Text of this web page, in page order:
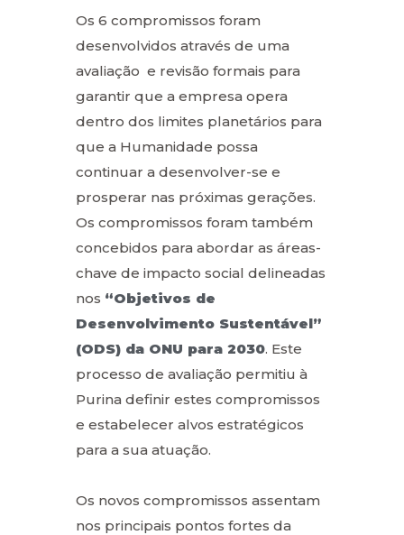
Os 6 compromissos foram
desenvolvidos através de uma
avaliação e revisão formais para
garantir que a empresa opera
dentro dos limites planetários para
que a Humanidade possa
continuar a desenvolver-se e
prosperar nas próximas gerações.
Os compromissos foram também
concebidos para abordar as áreas-
chave de impacto social delineadas
nos “Objetivos de
Desenvolvimento Sustentável”
(ODS) da ONU para 2030. Este
processo de avaliação permitiu à
Purina definir estes compromissos
e estabelecer alvos estratégicos
para a sua atuação.
Os novos compromissos assentam
nos principais pontos fortes da